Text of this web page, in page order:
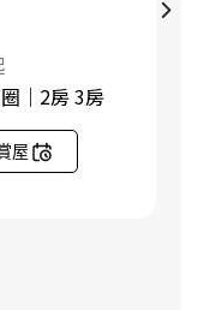
｜2房 3房
屋